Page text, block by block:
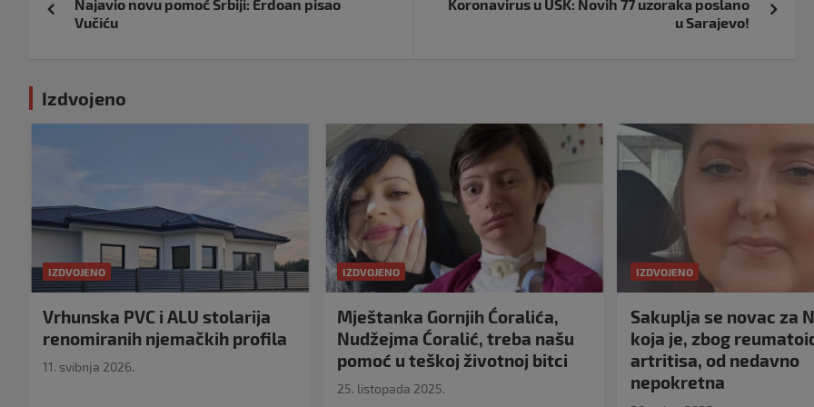
objava
Najavio novu pomoć Srbiji: Erdoan pisao
Vučiću
Koronavirus u USK: Novih 77 uzoraka poslano
u Sarajevo!
Izdvojeno
IZDVOJENO
Vrhunska PVC i ALU stolarija
renomiranih njemačkih profila
11. svibnja 2026.
IZDVOJENO
Mještanka Gornjih Ćoralića,
Nudžejma Ćoralić, treba našu
pomoć u teškoj životnoj bitci
25. listopada 2025.
IZDVOJENO
Sakuplja se novac za
koja je, zbog
artritisa, od nedavno
nepokretna